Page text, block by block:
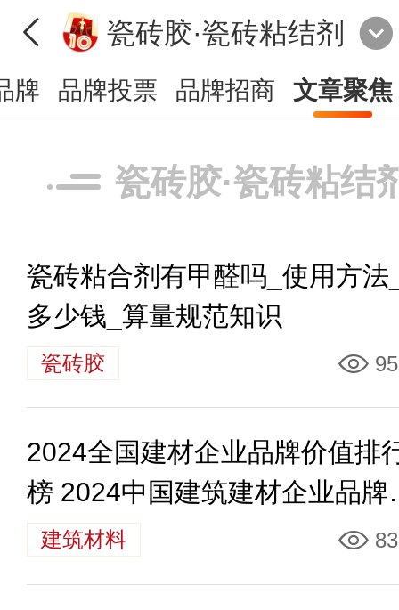
瓷砖胶·瓷砖粘结剂
牌 品牌投票 品牌招商 文章聚焦
瓷砖胶·瓷砖粘结
瓷砖粘合剂有甲醛吗_使用方法
多少钱_算量规范知识
瓷砖胶
2024全国建材企业品牌价值排
榜 2024中国建筑建材企业品牌
值排名40强
建筑材料